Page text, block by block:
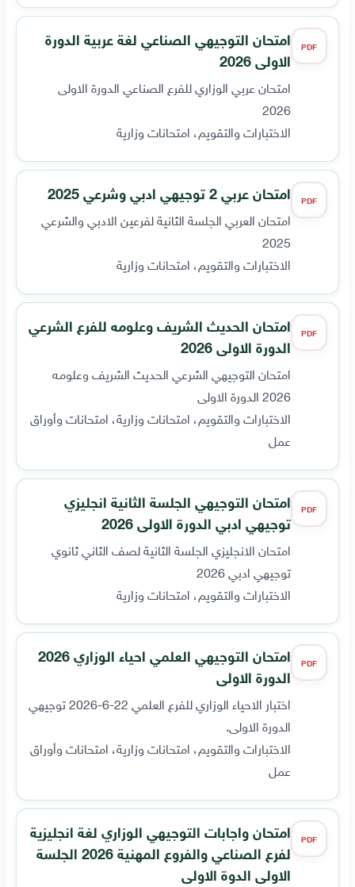
PDF
امتحان التوجيهي الصناعي لغة عربية الدورة
الاولى 2026
امتحان عربي الوزاري للفرع الصناعي الدورة الاولى
2026
الاختبارات والتقويم، امتحانات وزارية
PDF امتحان عربي 2 توجيهي ادبي وشرعي 2025
امتحان العربي الجلسة الثانية لفرعين الادبي والشرعي
2025
الاختبارات والتقويم، امتحانات وزارية
PDF
امتحان الحديث الشريف وعلومه للفرع الشرعي
الدورة الاولى 2026
امتحان التوجيهي الشرعي الحديث الشريف وعلومه
2026 الدورة الاولى
الاختبارات والتقويم، امتحانات وزارية، امتحانات وأوراق
عمل
PDF
امتحان التوجيهي الجلسة الثانية انجليزي
توجيهي ادبي الدورة الاولى 2026
امتحان الانجليزي الجلسة الثانية لصف الثاني ثانوي
توجيهي ادبي 2026
الاختبارات والتقويم، امتحانات وزارية
PDF
امتحان التوجيهي العلمي احياء الوزاري 2026
الدورة الاولى
اختبار الاحياء الوزاري للفرع العلمي 22-6-2026 توجيهي
الدورة الاولى.
الاختبارات والتقويم، امتحانات وزارية، امتحانات وأوراق
عمل
PDF
امتحان واجابات التوجيهي الوزاري لغة انجليزية
لفرع الصناعي والفروع المهنية 2026 الجلسة
الاولى الدوة الاولى